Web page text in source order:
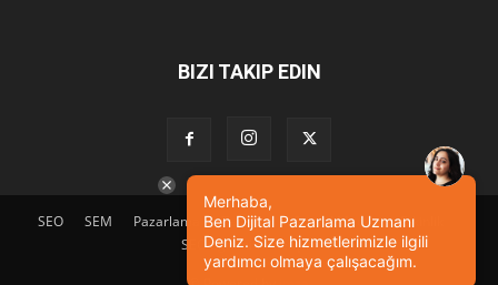
BIZI TAKIP EDIN
SEO SEM Pazarlama Tasarım Sosyal Medya
Etkinlik
SEO Eğitimi
İletişim
Merhaba,
Ben Dijital Pazarlama Uzmanı
Deniz. Size hizmetlerimizle ilgili
yardımcı olmaya çalışacağım.